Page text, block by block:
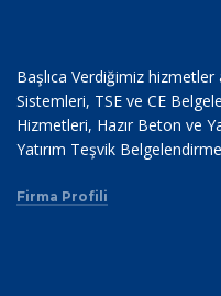
Başlıca Verdiğimiz
Sistemleri, TSE ve CE
Hizmetleri, Hazır Beton ve
Yatırım Teşvik
Firma Profili